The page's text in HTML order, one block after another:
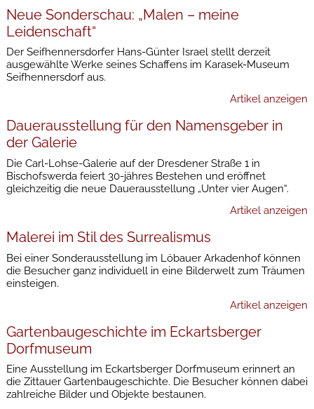
Neue Sonderschau: „Malen – meine
Leidenschaft“
Der Seifhennersdorfer Hans-Günter Israel stellt derzeit
ausgewählte Werke seines Schaffens im Karasek-Museum
Seifhennersdorf aus.
Artikel anzeigen
Dauerausstellung für den Namensgeber in
der Galerie
Die Carl-Lohse-Galerie auf der Dresdener Straße 1 in
Bischofswerda feiert 30-jähres Bestehen und eröffnet
gleichzeitig die neue Dauerausstellung „Unter vier Augen“.
Artikel anzeigen
Malerei im Stil des Surrealismus
Bei einer Sonderausstellung im Löbauer Arkadenhof können
die Besucher ganz individuell in eine Bilderwelt zum Träumen
einsteigen.
Artikel anzeigen
Gartenbaugeschichte im Eckartsberger
Dorfmuseum
Eine Ausstellung im Eckartsberger Dorfmuseum erinnert an
die Zittauer Gartenbaugeschichte. Die Besucher können dabei
zahlreiche Bilder und Objekte bestaunen.